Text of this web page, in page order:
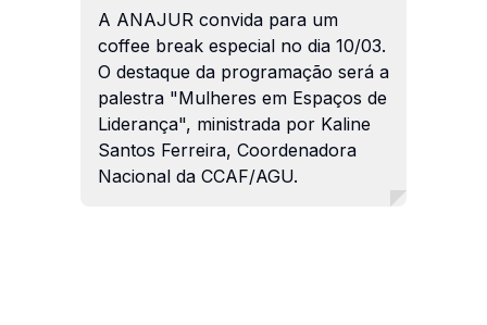
A ANAJUR convida para um
coffee break especial no dia 10/03.
O destaque da programação será a
palestra "Mulheres em Espaços de
Liderança", ministrada por Kaline
Santos Ferreira, Coordenadora
Nacional da CCAF/AGU.